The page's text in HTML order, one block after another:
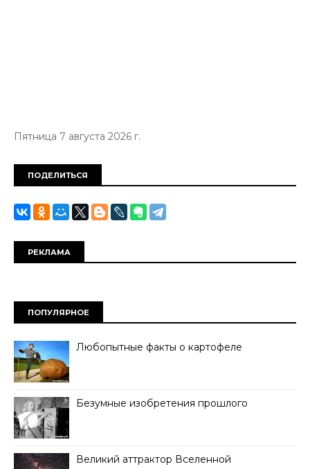
Пятница 7 августа 2026 г.
ПОДЕЛИТЬСЯ
РЕКЛАМА
ПОПУЛЯРНОЕ
Любопытные факты о картофеле
Безумные изобретения прошлого
Великий аттрактор Вселенной